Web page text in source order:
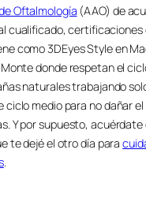
Oftalmología (AAO) de
cualificado, certificaciones
como 3DEyes Style en
donde respetan el
naturales trabajando
ciclo medio para no dañar
Y por supuesto, acuérdate
te dejé el otro día para
.